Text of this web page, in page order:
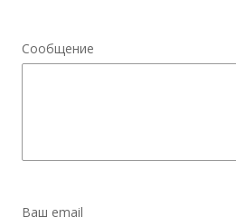
Сообщение
Ваш email